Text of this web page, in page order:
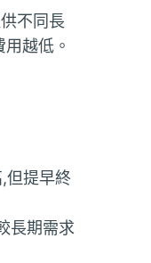
不同長
越低。
但提早終
長期需求